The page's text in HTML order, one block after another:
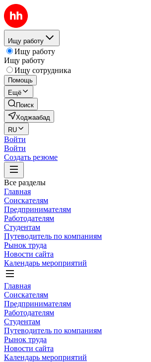
Ищу работу
Ищу работу
Ищу работу
Ищу сотрудника
Помощь
Ещё
Поиск
Ходжаабад
RU
Войти
Войти
Создать резюме
Все разделы
Главная
Соискателям
Предпринимателям
Работодателям
Студентам
Путеводитель по компаниям
Рынок труда
Новости сайта
Календарь мероприятий
Главная
Соискателям
Предпринимателям
Работодателям
Студентам
Путеводитель по компаниям
Рынок труда
Новости сайта
Календарь мероприятий